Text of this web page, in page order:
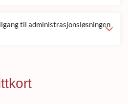
til administrasjonsløsningen